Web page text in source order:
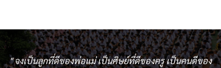
" จงเป็นลูกที่ดีของพ่อแม่ เป็นศิษย์ที่ดีของครู เป็นคนดีของ